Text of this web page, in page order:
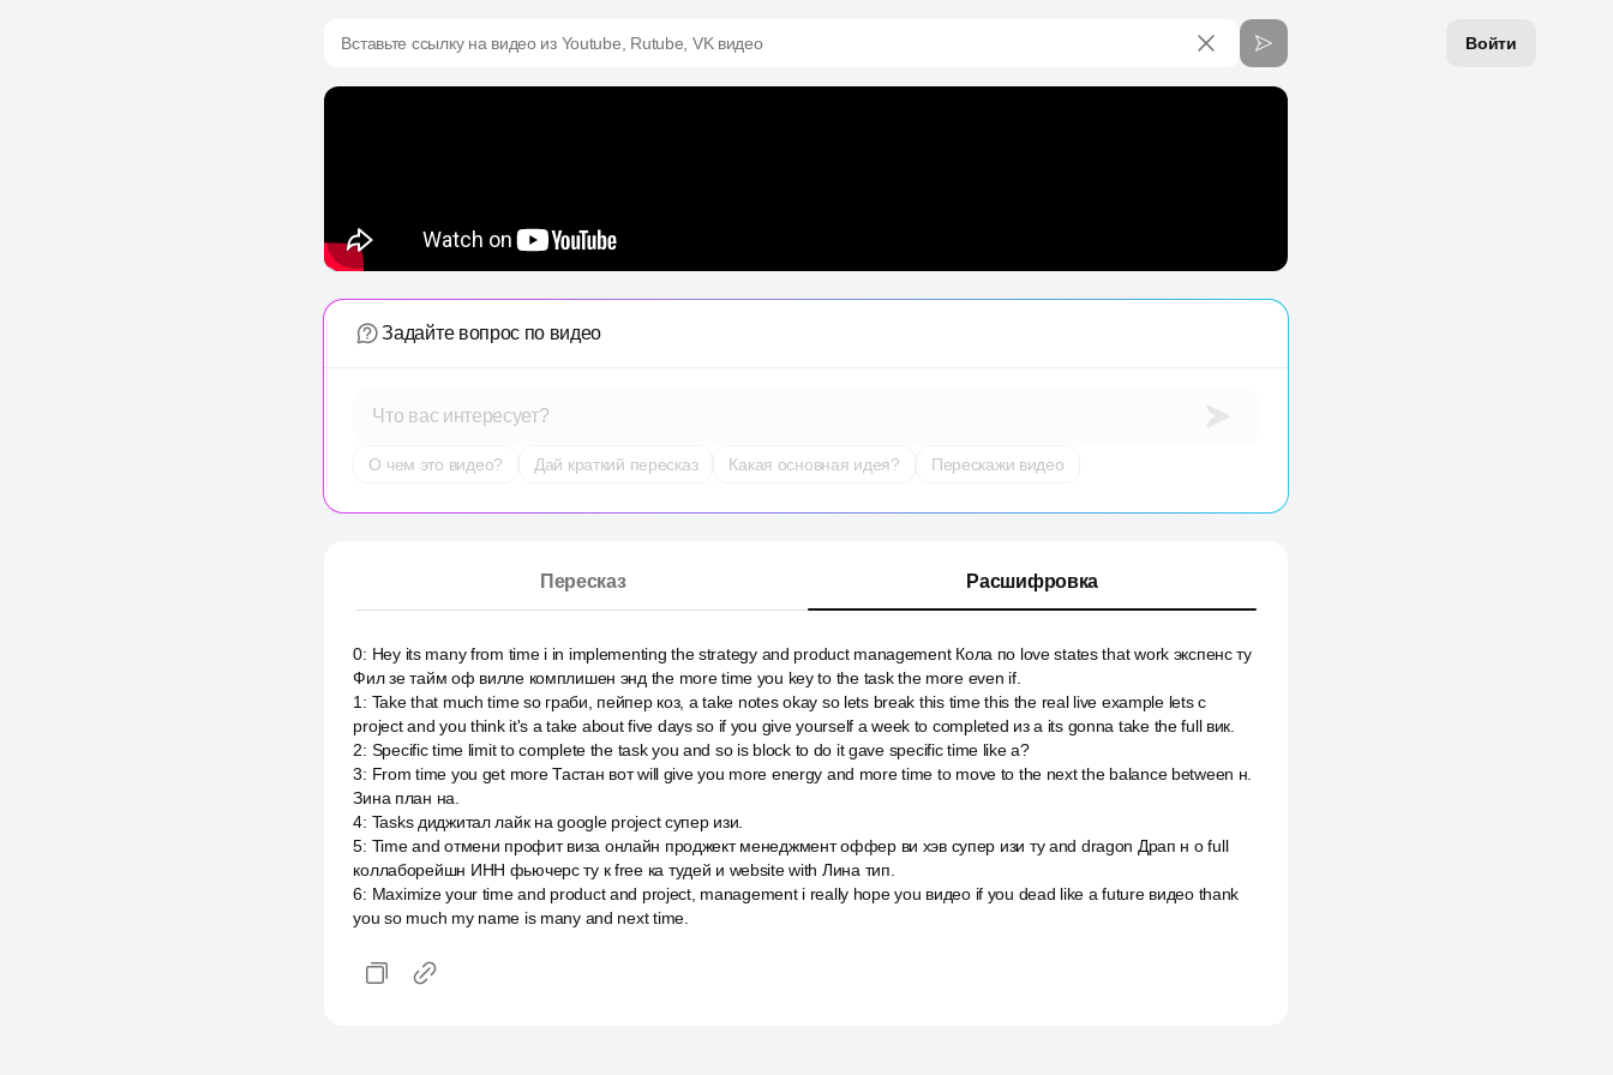
Войти
Вставьте ссылку на видео из Youtube, Rutube, VK видео
Задайте вопрос по видео
Что вас интересует?
О чем это видео? Дай краткий пересказ Какая основная идея? Перескажи видео
Пересказ Расшифровка
0: Hey its many from time i in implementing the strategy and product management Кола по love states that work экспенс ту
Фил зе тайм оф вилле комплишен энд the more time you key to the task the more even if.
1 : Take that much time so граби, пейпер коз, а take notes okay so lets break this time this the real live example lets с
project and you think it's a take about five days so if you give yourself a week to completed из a its gonna take the full вик.
2: Specific time limit to complete the task you and so is block to do it gave specific time like a?
3: From time you get more Тастан вот will give you more energy and more time to move to the next the balance between н.
Зина план на.
4: Tasks диджитал лайк на google project супер изи.
5: Time and отмени профит виза онлайн проджект менеджмент оффер ви хэв супер изи ту and dragon Драп н о full
коллаборейшн ИНН фьючерс ту к free ка тудей и website with Лина тип.
6: Maximize your time and product and project, management i really hope you видео if you dead like a future видео thank
you so much my name is many and next time.